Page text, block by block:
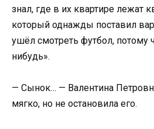
знал, где в их квартире лежат
который однажды поставил
ушёл смотреть футбол, потому
нибудь».
— Сынок… — Валентина
мягко, но не остановила его.